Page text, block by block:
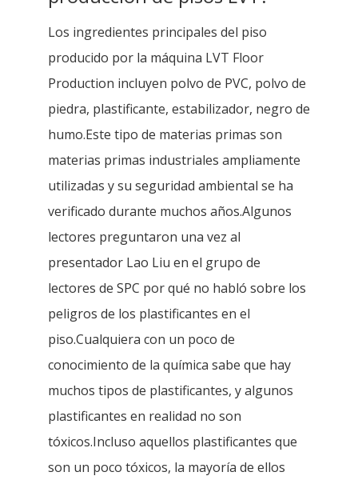
Los ingredientes principales del piso
producido por la máquina LVT Floor
Production incluyen polvo de PVC, polvo de
piedra, plastificante, estabilizador, negro de
humo.Este tipo de materias primas son
materias primas industriales ampliamente
utilizadas y su seguridad ambiental se ha
verificado durante muchos años.Algunos
lectores preguntaron una vez al
presentador Lao Liu en el grupo de
lectores de SPC por qué no habló sobre los
peligros de los plastificantes en el
piso.Cualquiera con un poco de
conocimiento de la química sabe que hay
muchos tipos de plastificantes, y algunos
plastificantes en realidad no son
tóxicos.Incluso aquellos plastificantes que
son un poco tóxicos, la mayoría de ellos